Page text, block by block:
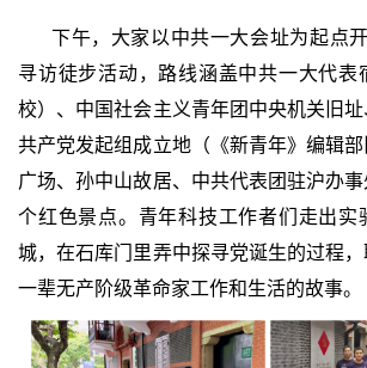
下午，大家以中共一大会址为起点
寻访徒步活动，路线涵盖中共一大代表
校）、中国社会主义青年团中央机关旧
共产党发起组成立地（《新青年》编辑
广场、孙中山故居、中共代表团驻沪办
个红色景点。青年科技工作者们走出实
城，在石库门里弄中探寻党诞生的过程
一辈无产阶级革命家工作和生活的故事。